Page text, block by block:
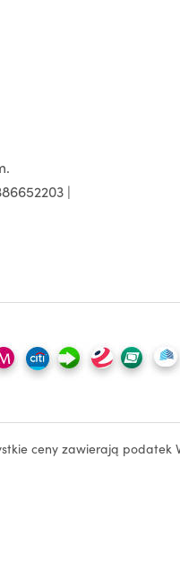
|
ceny zawierają podatek